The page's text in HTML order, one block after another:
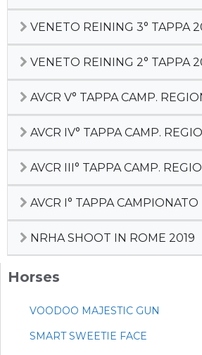
VENETO REINING 3° TAPPA
VENETO REINING 2° TAPPA
AVCR V° TAPPA CAMP.
AVCR IV° TAPPA CAMP.
AVCR III° TAPPA CAMP. REGIONALE +
AVCR I° TAPPA
NRHA SHOOT IN ROME 2019
Horses
VOODOO MAJESTIC GUN
SMART SWEETIE FACE